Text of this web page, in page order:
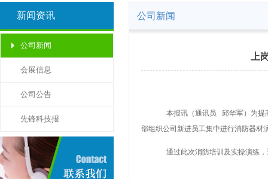
新闻资讯
公司新闻
会展信息
公司公告
先锋科技报
公司新闻
上
本报讯（通讯员
邱华军）为提
部组织公司新进员工集中进行消防器材
通过此次消防培训及实操演练，